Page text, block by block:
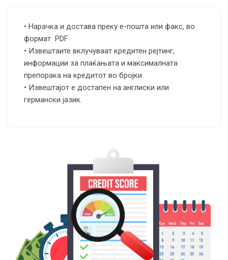
• Нарачка и достава преку е-пошта или факс, во
формат PDF
• Извештаите вклучуваат кредитен рејтинг,
информации за плаќањата и максималната
препорака на кредитот во бројки.
• Извештајот е достапен на англиски или
германски јазик.